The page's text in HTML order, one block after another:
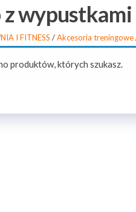
z wypustkami
I FITNESS /Akcesoria treningowe
produktów, których szukasz.